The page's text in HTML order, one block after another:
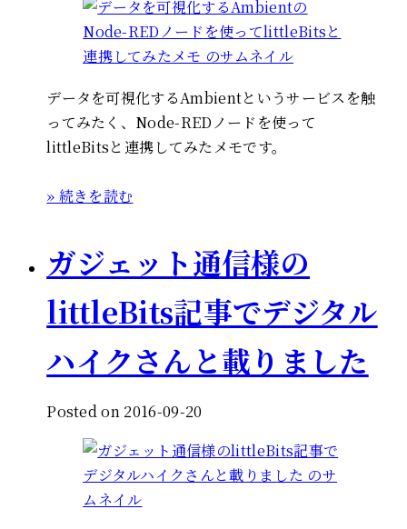
データを可視化するAmbientというサービスを触
ってみたく、Node-REDノードを使って
littleBitsと連携してみたメモです。
» 続きを読む
ガジェット通信様の
littleBits記事でデジタル
ハイクさんと載りました
Posted on 2016-09-20